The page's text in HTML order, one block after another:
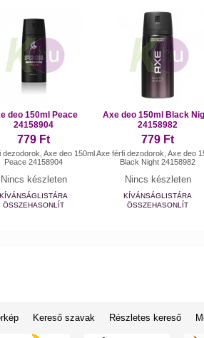
deo 150ml Peace
24158904
779 Ft
dezodorok, Axe deo 150ml
Peace 24158904
Nincs készleten
KÍVÁNSÁGLISTÁRA
ÖSSZEHASONLÍT
Axe deo 150ml Black
24158982
779 Ft
Axe férfi dezodorok, Axe deo
Black Night 24158982
Nincs készleten
KÍVÁNSÁGLISTÁRA
ÖSSZEHASONLÍT
Kereső szavak Részletes kereső